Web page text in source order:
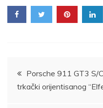
Post
navigation
Porsche 911 GT3 S/
trkački orijentisanog